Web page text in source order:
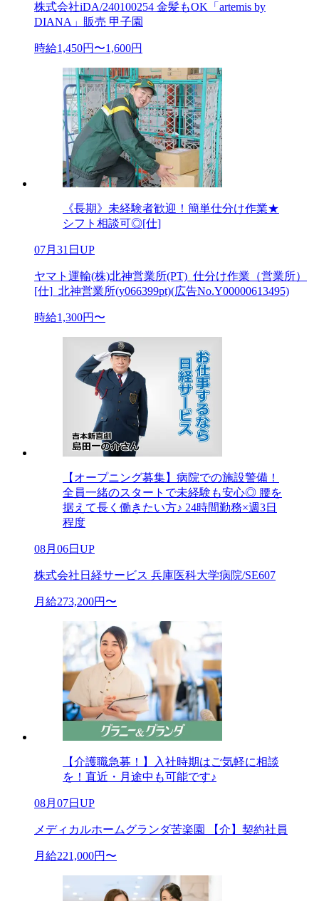
株式会社iDA/240100254 金髪もOK「artemis by
DIANA」販売 甲子園
時給1,450円〜1,600円
《長期》未経験者歓迎！簡単仕分け作業★
シフト相談可◎[仕]
07月31日UP
ヤマト運輸(株)北神営業所(PT)_仕分け作業（営業所）
[仕]_北神営業所(y066399pt)(広告No.Y00000613495)
時給1,300円〜
【オープニング募集】病院での施設警備！
全員一緒のスタートで未経験も安心◎ 腰を
据えて長く働きたい方♪ 24時間勤務×週3日
程度
08月06日UP
株式会社日経サービス 兵庫医科大学病院/SE607
月給273,200円〜
【介護職急募！】入社時期はご気軽に相談
を！直近・月途中も可能です♪
08月07日UP
メディカルホームグランダ苦楽園 【介】契約社員
月給221,000円〜